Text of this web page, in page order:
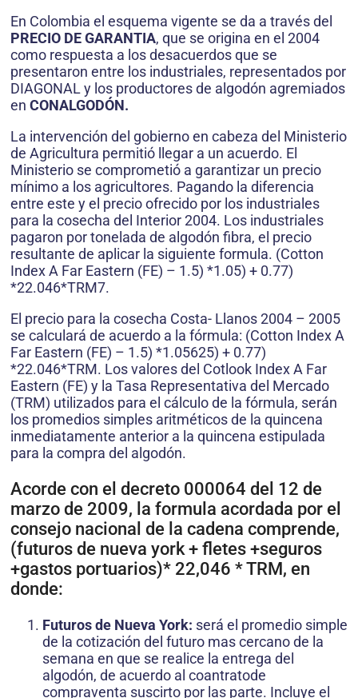
En Colombia el esquema vigente se da a través del
PRECIO DE GARANTIA, que se origina en el 2004
como respuesta a los desacuerdos que se
presentaron entre los industriales, representados por
DIAGONAL y los productores de algodón agremiados
en CONALGODÓN.
La intervención del gobierno en cabeza del Ministerio
de Agricultura permitió llegar a un acuerdo. El
Ministerio se comprometió a garantizar un precio
mínimo a los agricultores. Pagando la diferencia
entre este y el precio ofrecido por los industriales
para la cosecha del Interior 2004. Los industriales
pagaron por tonelada de algodón fibra, el precio
resultante de aplicar la siguiente formula. (Cotton
Index A Far Eastern (FE) – 1.5) *1.05) + 0.77)
*22.046*TRM7.
El precio para la cosecha Costa- Llanos 2004 – 2005
se calculará de acuerdo a la fórmula: (Cotton Index A
Far Eastern (FE) – 1.5) *1.05625) + 0.77)
*22.046*TRM. Los valores del Cotlook Index A Far
Eastern (FE) y la Tasa Representativa del Mercado
(TRM) utilizados para el cálculo de la fórmula, serán
los promedios simples aritméticos de la quincena
inmediatamente anterior a la quincena estipulada
para la compra del algodón.
Acorde con el decreto 000064 del 12 de
marzo de 2009, la formula acordada por el
consejo nacional de la cadena comprende,
(futuros de nueva york + fletes +seguros
+gastos portuarios)* 22,046 * TRM, en
donde:
Futuros de Nueva York: será el promedio simple
de la cotización del futuro mas cercano de la
semana en que se realice la entrega del
algodón, de acuerdo al coantratode
compraventa suscirto por las parte. Incluye el